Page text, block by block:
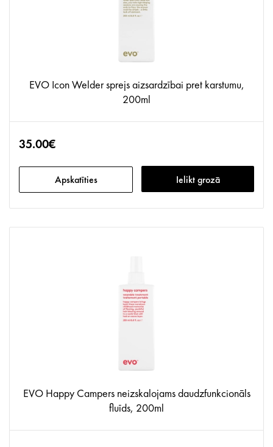
EVO Icon Welder sprejs aizsardzībai pret karstumu,
200ml
35.00€
Apskatīties Ielikt grozā
EVO Happy Campers neizskalojams daudzfunkcionāls
fluīds, 200ml